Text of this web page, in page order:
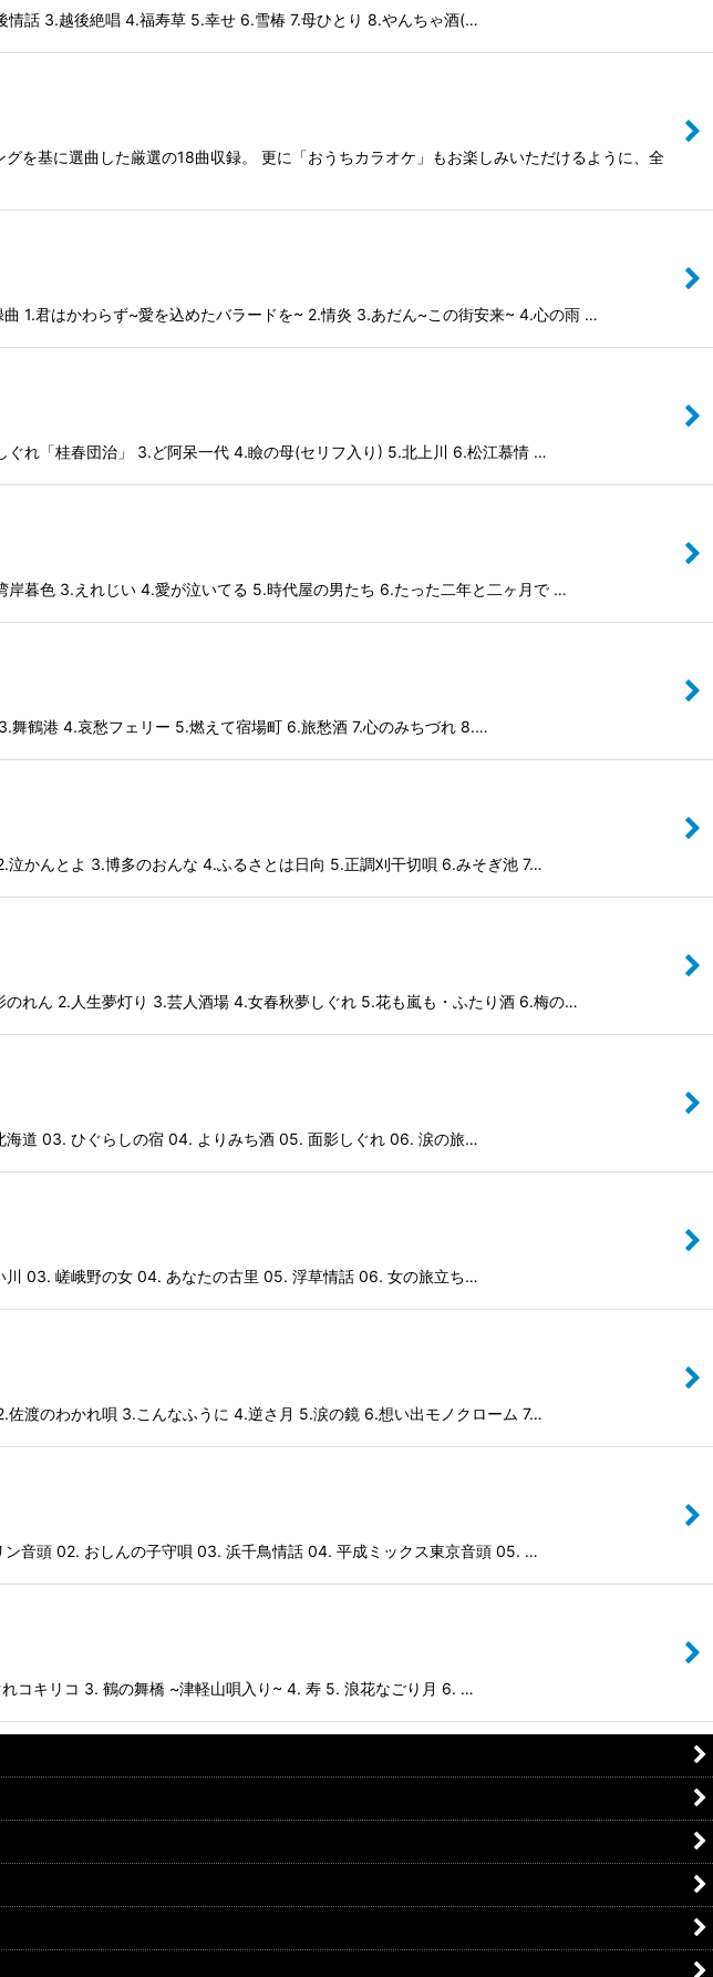
情話 3.越後絶唱 4.福寿草 5.幸せ 6.雪椿 7.母ひとり 8.やんちゃ酒(…
を基に選曲した厳選の18曲収録。 更に「おうちカラオケ」もお楽しみいただけるように、全
1.君はかわらず~愛を込めたバラードを~ 2.情炎 3.あだん~この街安来~ 4.心の雨 …
ぐれ「桂春団治」 3.ど阿呆一代 4.瞼の母(セリフ入り) 5.北上川 6.松江慕情 …
岸暮色 3.えれじい 4.愛が泣いてる 5.時代屋の男たち 6.たった二年と二ヶ月で …
舞鶴港 4.哀愁フェリー 5.燃えて宿場町 6.旅愁酒 7.心のみちづれ 8.…
泣かんとよ 3.博多のおんな 4.ふるさとは日向 5.正調刈干切唄 6.みそぎ池 7…
のれん 2.人生夢灯り 3.芸人酒場 4.女春秋夢しぐれ 5.花も嵐も・ふたり酒 6.梅の…
海道 03. ひぐらしの宿 04. よりみち酒 05. 面影しぐれ 06. 涙の旅…
川 03. 嵯峨野の女 04. あなたの古里 05. 浮草情話 06. 女の旅立ち…
佐渡のわかれ唄 3.こんなふうに 4.逆さ月 5.涙の鏡 6.想い出モノクローム 7…
ン音頭 02. おしんの子守唄 03. 浜千鳥情話 04. 平成ミックス東京音頭 05. …
コキリコ 3. 鶴の舞橋 ~津軽山唄入り~ 4. 寿 5. 浪花なごり月 6. …